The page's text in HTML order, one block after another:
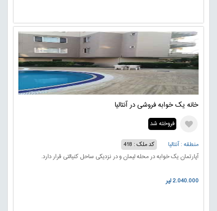
خانه یک خوابه فروشی در آنتالیا
فروخته شد
منطقه : آنتالیا
کد ملک : 418
آپارتمان یک خوابه در محله لیمان و در نزدیکی ساحل کنیالتی قرار دارد.
2.040.000 لیر